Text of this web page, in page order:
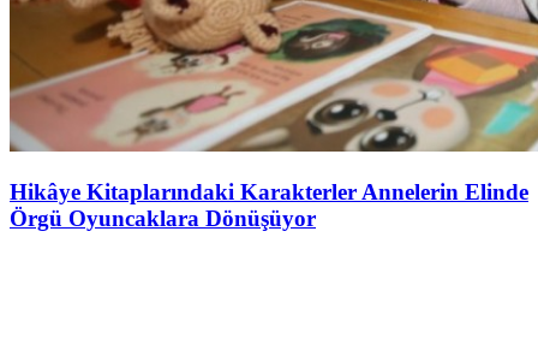
Hikâye Kitaplarındaki Karakterler Annelerin Elinde
Örgü Oyuncaklara Dönüşüyor